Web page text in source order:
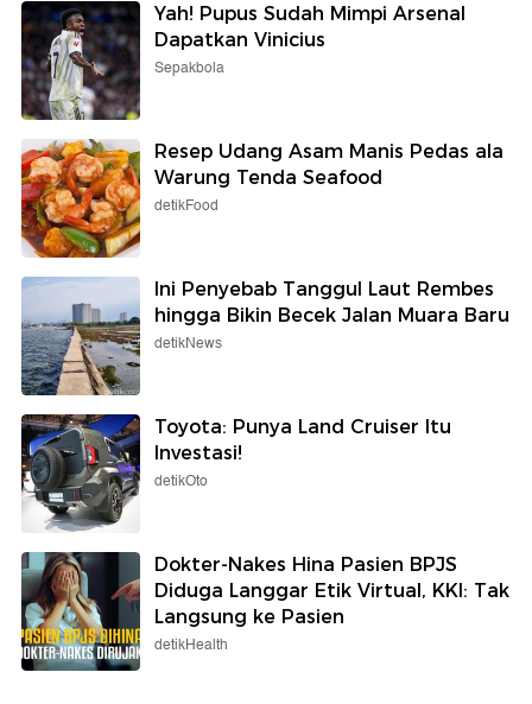
Yah! Pupus Sudah Mimpi Arsenal
Dapatkan Vinicius
Sepakbola
Resep Udang Asam Manis Pedas ala
Warung Tenda Seafood
detikFood
Ini Penyebab Tanggul Laut Rembes
hingga Bikin Becek Jalan Muara Baru
detikNews
Toyota: Punya Land Cruiser Itu
Investasi!
detikOto
Dokter-Nakes Hina Pasien BPJS
Diduga Langgar Etik Virtual, KKI: Tak
Langsung ke Pasien
detikHealth